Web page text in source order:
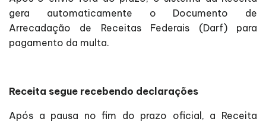
gera automaticamente o Documento de
Arrecadação de Receitas Federais (Darf) para
pagamento da multa.
Receita segue recebendo declarações
Após a pausa no fim do prazo oficial, a Receita